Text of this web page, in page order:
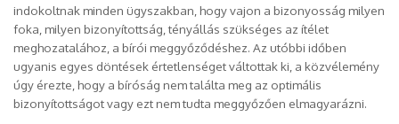
indokoltnak minden ügyszakban, hogy vajon a bizonyosság milyen
foka, milyen bizonyítottság, tényállás szükséges az ítélet
meghozatalához, a bírói meggyőződéshez. Az utóbbi időben
ugyanis egyes döntések értetlenséget váltottak ki, a közvélemény
úgy érezte, hogy a bíróság nem találta meg az optimális
bizonyítottságot vagy ezt nem tudta meggyőzően elmagyarázni.